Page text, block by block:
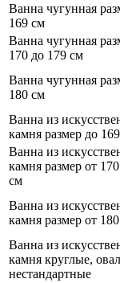
Ванна чугунная
169 см
Ванна чугунная
170 до 179 см
Ванна чугунная
180 см
Ванна из
камня размер до
Ванна из
камня размер от
см
Ванна из
камня размер от
Ванна из
камня круглые,
нестандартные